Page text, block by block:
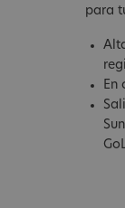
para
En